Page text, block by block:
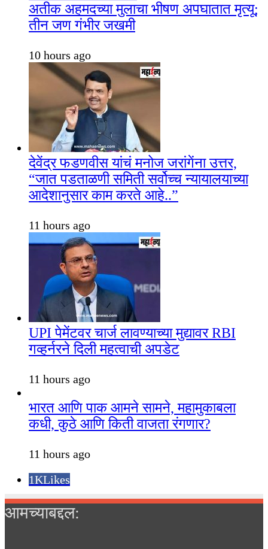
अतीक अहमदच्या मुलाचा भीषण अपघातात मृत्यू;
तीन जण गंभीर जखमी
10 hours ago
देवेंद्र फडणवीस यांचं मनोज जरांगेंना उत्तर,
“जात पडताळणी समिती सर्वोच्च न्यायालयाच्या
आदेशानुसार काम करते आहे..”
11 hours ago
UPI पेमेंटवर चार्ज लावण्याच्या मुद्यावर RBI
गव्हर्नरने दिली महत्वाची अपडेट
11 hours ago
भारत आणि पाक आमने सामने, महामुकाबला
कधी, कुठे आणि किती वाजता रंगणार?
11 hours ago
1KLikes
आमच्याबद्दल: